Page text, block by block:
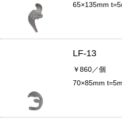
65×135mm
LF-13
￥860／個
70×85mm